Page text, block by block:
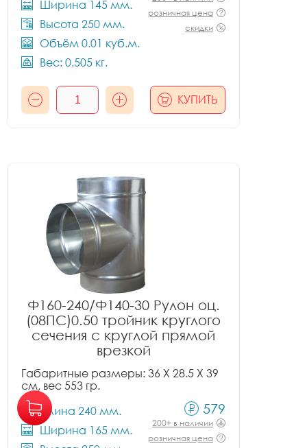
Ширина 145 мм.
Высота 250 мм.
Объём 0.01 куб.м.
Вес: 0.505 кг.
розничная цена
скидки
КУПИТЬ
Ф160-240/Ф140-30 Рулон оц.
(08ПС)0.50 тройник круглого
сечения с круглой прямой
врезкой
Габаритные размеры: 36 X 28.5 X 39
см, вес 553 гр.
Длина 240 мм.
Ширина 165 мм.
579
200+ в наличии
розничная цена